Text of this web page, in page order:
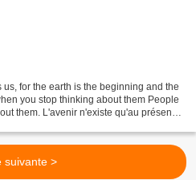
for the earth is the beginning and the
you stop thinking about them People
them. L'avenir n'existe qu'au présent.
suivante >